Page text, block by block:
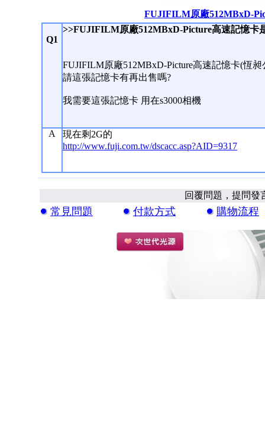
FUJIFILM原廠512MBxD-
Q1
>>FUJIFILM原廠512MBxD-Picture高速記憶卡
FUJIFILM原廠512MBxD-Picture高速記憶卡(恆昶
請這張記憶卡有再出售嗎?
我需要這張記憶卡 用在s3000相機
A
現在剩2G的
http://www.fuji.com.tw/dscacc.asp?AID=9317
回覆問題，提問
常見問題 付款方式 購物流程